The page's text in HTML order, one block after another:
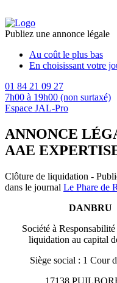
Publiez une annonce légale
Au coût le plus bas
En choisissant votre
01 84 21 09 27
7h00 à 19h00 (non surtaxé)
Espace JAL-Pro
ANNONCE
AAE
Clôture de liquidation -
dans le journal Le Phare de
DANBRU
Société à
liquidation au capital
Siège social : 1 Cour
17138